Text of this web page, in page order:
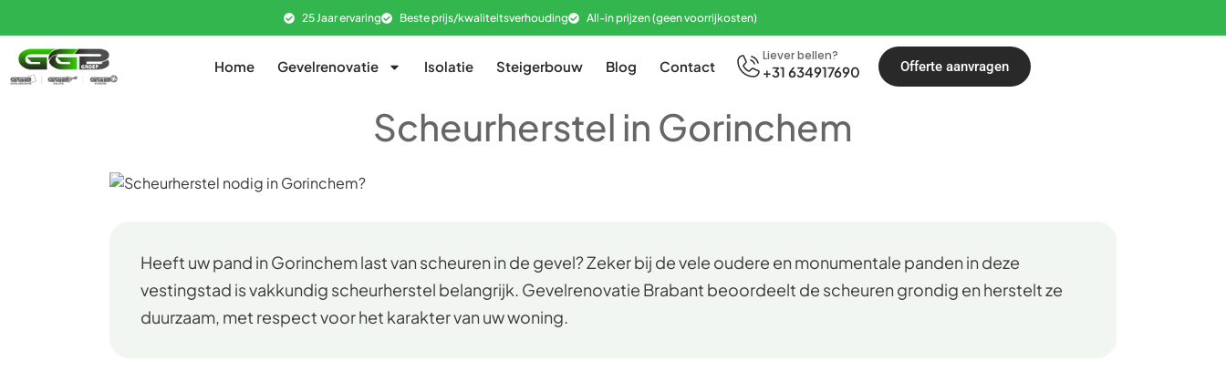
25 Jaar ervaring Beste prijs/kwaliteitsverhouding All-in prijzen (geen voorrijkosten)
Home Gevelrenovatie Isolatie Steigerbouw Blog Contact
Liever bellen?
+31 634917690 Offerte aanvragen
Scheurherstel in Gorinchem
Heeft uw pand in Gorinchem last van scheuren in de gevel? Zeker bij de vele oudere en monumentale panden in deze
vestingstad is vakkundig scheurherstel belangrijk. Gevelrenovatie Brabant beoordeelt de scheuren grondig en herstelt ze
duurzaam, met respect voor het karakter van uw woning.